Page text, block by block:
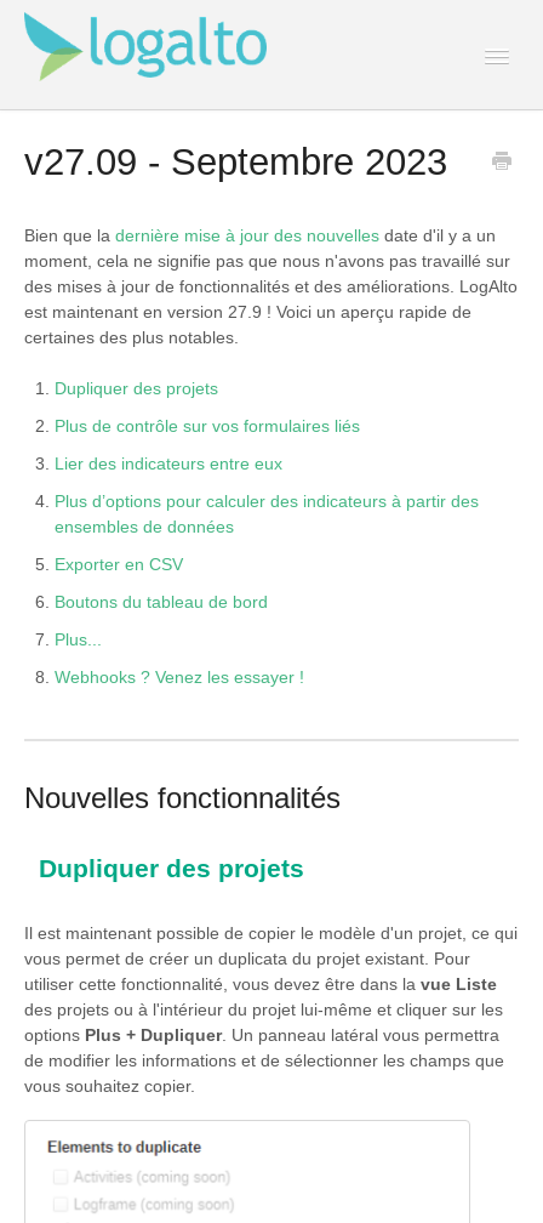
Contact
v27.09 - Septembre 2023
Bien que la dernière mise à jour des nouvelles date d'il y a un
moment, cela ne signifie pas que nous n'avons pas travaillé sur
des mises à jour de fonctionnalités et des améliorations. LogAlto
est maintenant en version 27.9 ! Voici un aperçu rapide de
certaines des plus notables.
Dupliquer des projets
Plus de contrôle sur vos formulaires liés
Lier des indicateurs entre eux
Plus d’options pour calculer des indicateurs à partir des
ensembles de données
Exporter en CSV
Boutons du tableau de bord
Plus...
Webhooks ? Venez les essayer !
Nouvelles fonctionnalités
Dupliquer des projets
Il est maintenant possible de copier le modèle d'un projet, ce qui
vous permet de créer un duplicata du projet existant. Pour
utiliser cette fonctionnalité, vous devez être dans la vue Liste
des projets ou à l'intérieur du projet lui-même et cliquer sur les
options Plus + Dupliquer. Un panneau latéral vous permettra
de modifier les informations et de sélectionner les champs que
vous souhaitez copier.